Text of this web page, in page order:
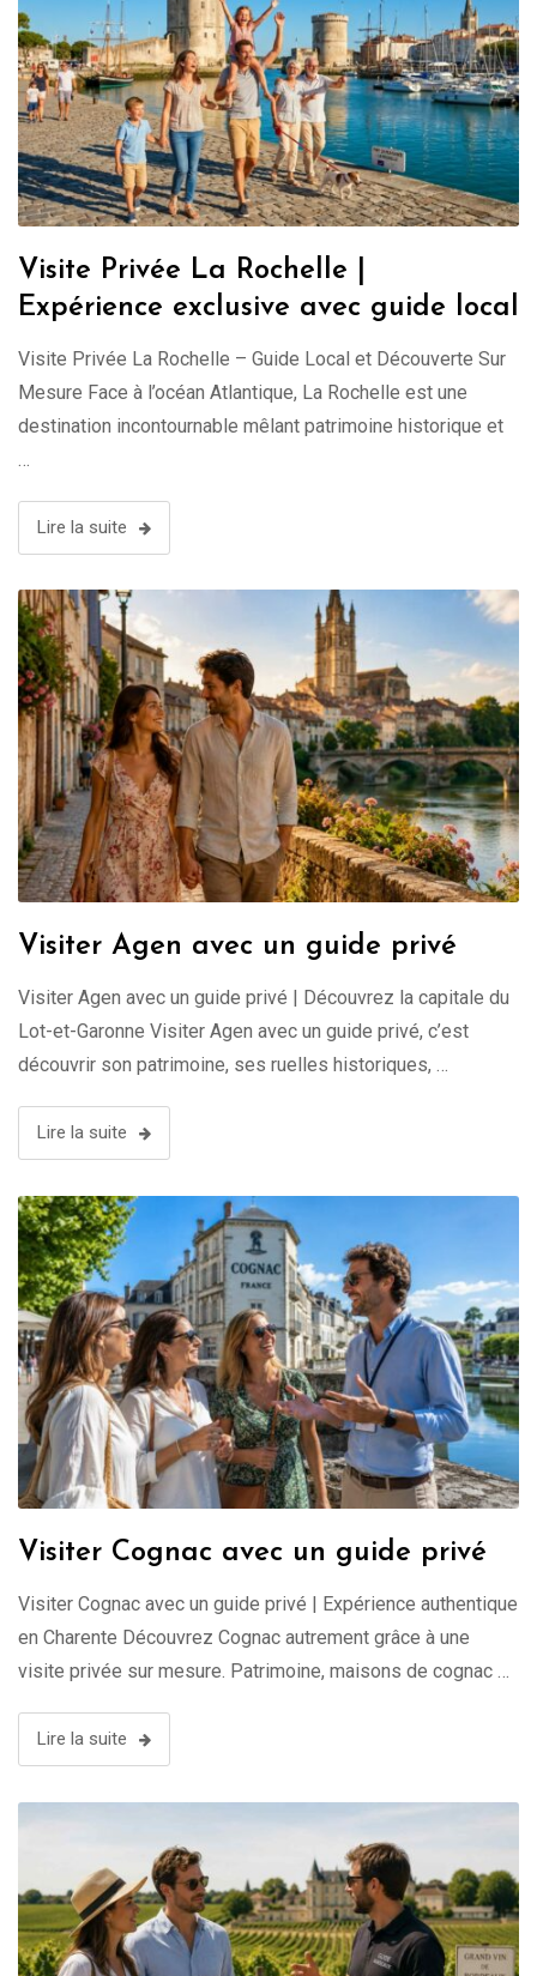
Visite Privée La Rochelle |
Expérience exclusive avec guide local
Visite Privée La Rochelle – Guide Local et Découverte Sur
Mesure Face à l’océan Atlantique, La Rochelle est une
destination incontournable mêlant patrimoine historique et
Lire la suite
Visiter Agen avec un guide privé
Visiter Agen avec un guide privé | Découvrez la capitale du
Lot-et-Garonne Visiter Agen avec un guide privé, c’est
découvrir son patrimoine, ses ruelles historiques, …
Lire la suite
Visiter Cognac avec un guide privé
Visiter Cognac avec un guide privé | Expérience authentique
en Charente Découvrez Cognac autrement grâce à une
visite privée sur mesure. Patrimoine, maisons de cognac …
Lire la suite